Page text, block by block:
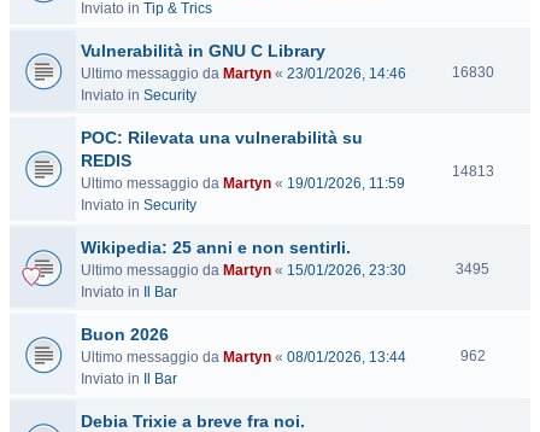
Inviato in Tip & Trics
t
Vulnerabilità in GNU C Library
Ultimo messaggio da Martyn « 23/01/2026, 14:46
Inviato in Security
16830V
e
POC: Rilevata una vulnerabilità su
REDIS
Ultimo messaggio da Martyn « 19/01/2026, 11:59
Inviato in Security
14813V
Wikipedia: 25 anni e non sentirli.
Ultimo messaggio da Martyn « 15/01/2026, 23:30
Inviato in
Il Bar
3495
Buon 2026
Ultimo messaggio da Martyn « 08/01/2026, 13:44
Inviato in
Il Bar
962V
Debia Trixie a breve fra noi.